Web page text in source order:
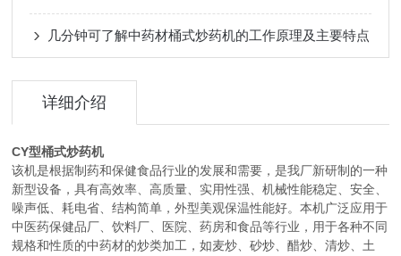
几分钟可了解中药材桶式炒药机的工作原理及主要特点
详细介绍
CY型桶式炒药机
该机是根据制药和保健食品行业的发展和需要，是我厂新研制的一种
新型设备，具有高效率、高质量、实用性强、机械性能稳定、安全、
噪声低、耗电省、结构简单，外型美观保温性能好。本机广泛应用于
中医药保健品厂、饮料厂、医院、药房和食品等行业，用于各种不同
规格和性质的中药材的炒类加工，如麦炒、砂炒、醋炒、清炒、土